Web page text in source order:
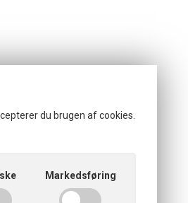
du brugen af cookies.
Markedsføring